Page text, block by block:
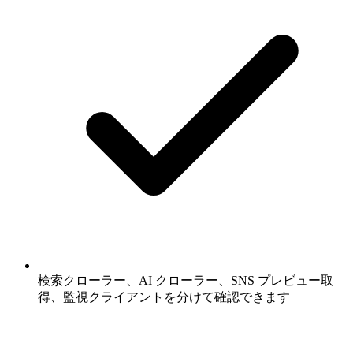
検索クローラー、AI クローラー、SNS プレビュー取
得、監視クライアントを分けて確認できます